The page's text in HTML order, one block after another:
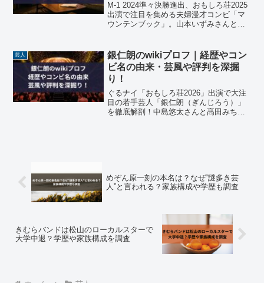
M-1 2024準々決勝進出、おもしろ荘2025
出演で注目を集める夫婦漫才コンビ「マ
ウンテンブック」。山本いずみさんと山
才」はクセになるのか？令和を代表する
夫婦芸人の魅力と、笑いの裏側にある絆
に迫ります。
芸人
銀仁朗のwikiプロフ｜経歴やコン
ビ名の由来・芸風や評判を深掘
り！
ぐるナイ「おもしろ荘2026」出演で大注
目の若手芸人「銀仁朗（ぎんじろう）」
を徹底解剖！中島悠太さんと髙田みちこ
めぞん原一刻の本名は？なぜ“謎多き芸
人”と言われる？家族構成や学歴も調査
きむらバンドは松山のローカルスターで
大学中退？学歴や家族構成を調査